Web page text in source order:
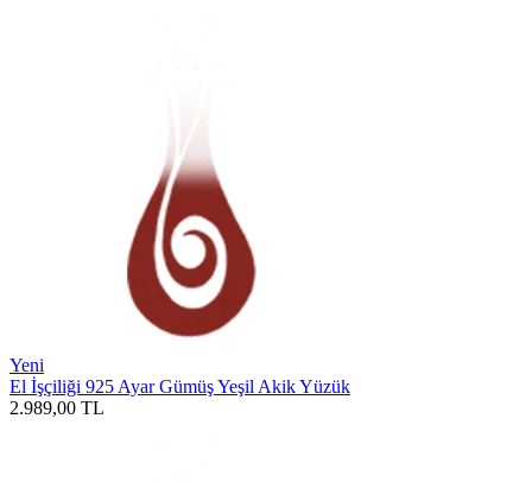
Yeni
El İşçiliği 925 Ayar Gümüş Yeşil Akik Yüzük
2.989,00 TL